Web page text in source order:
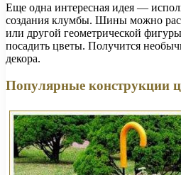
Еще одна интересная идея —
создания клумбы. Шины можно
или другой геометрической
посадить цветы. Получится
декора.
Популярные конструкции